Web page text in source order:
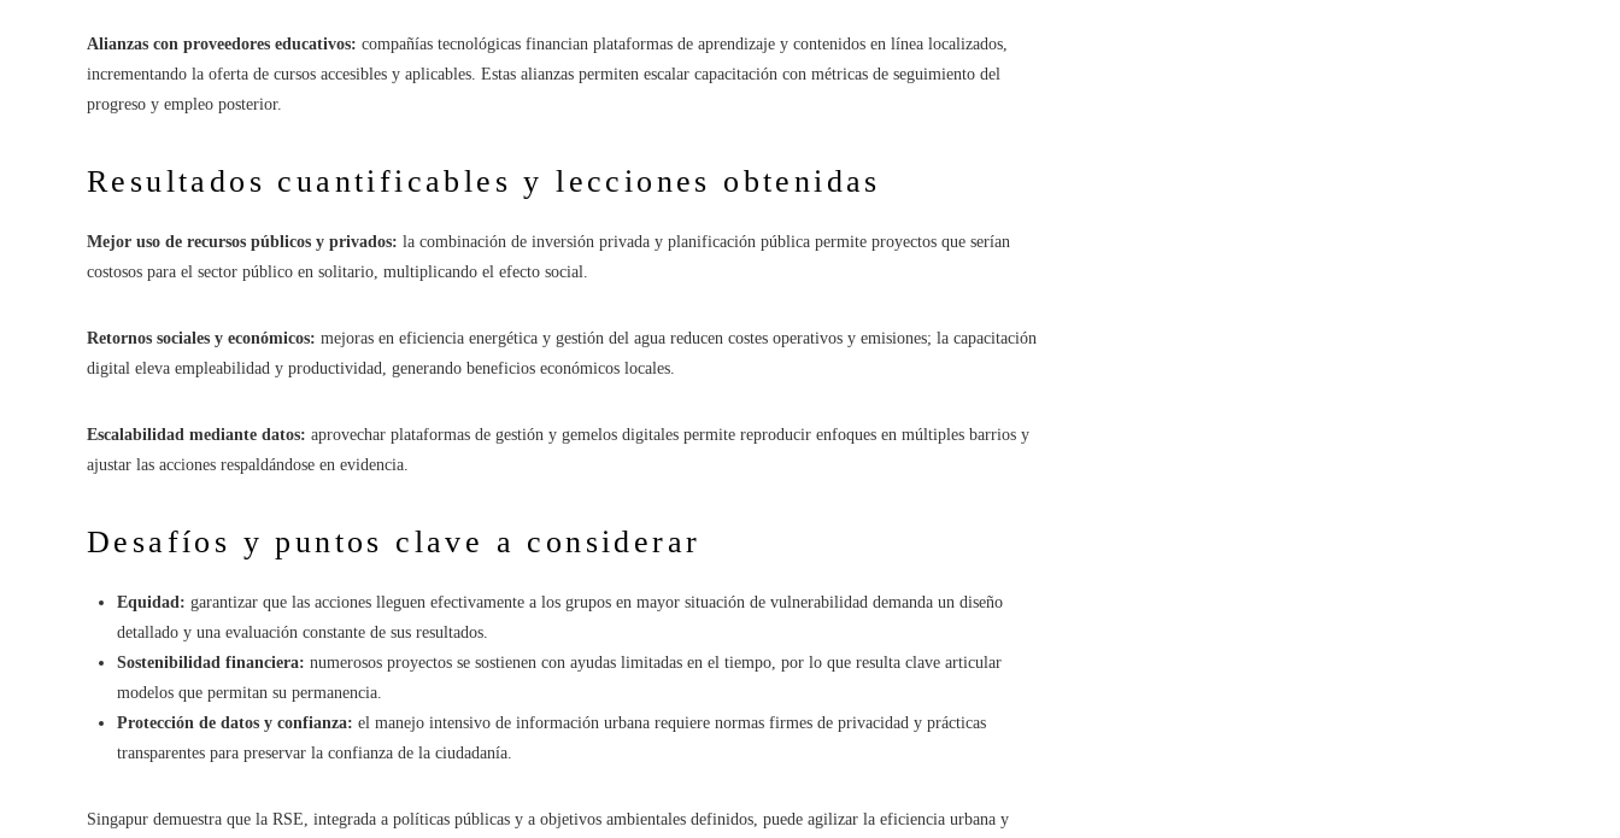
Alianzas con proveedores educativos: compañías tecnológicas financian plataformas de aprendizaje y contenidos en línea localizados,
incrementando la oferta de cursos accesibles y aplicables. Estas alianzas permiten escalar capacitación con métricas de seguimiento del
progreso y empleo posterior.
Resultados cuantificables y lecciones obtenidas
Mejor uso de recursos públicos y privados: la combinación de inversión privada y planificación pública permite proyectos que serían
costosos para el sector público en solitario, multiplicando el efecto social.
Retornos sociales y económicos: mejoras en eficiencia energética y gestión del agua reducen costes operativos y emisiones; la capacitación
digital eleva empleabilidad y productividad, generando beneficios económicos locales.
Escalabilidad mediante datos: aprovechar plataformas de gestión y gemelos digitales permite reproducir enfoques en múltiples barrios y
ajustar las acciones respaldándose en evidencia.
Desafíos y puntos clave a considerar
Equidad: garantizar que las acciones lleguen efectivamente a los grupos en mayor situación de vulnerabilidad demanda un diseño
detallado y una evaluación constante de sus resultados.
Sostenibilidad financiera: numerosos proyectos se sostienen con ayudas limitadas en el tiempo, por lo que resulta clave articular
modelos que permitan su permanencia.
Protección de datos y confianza: el manejo intensivo de información urbana requiere normas firmes de privacidad y prácticas
transparentes para preservar la confianza de la ciudadanía.
Singapur demuestra que la RSE, integrada a políticas públicas y a objetivos ambientales definidos, puede agilizar la eficiencia urbana y